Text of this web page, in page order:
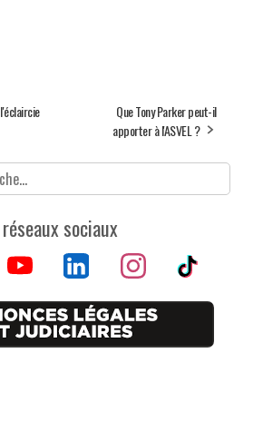
Que Tony Parker peut-il
apporter à l'ASVEL ?
réseaux sociaux